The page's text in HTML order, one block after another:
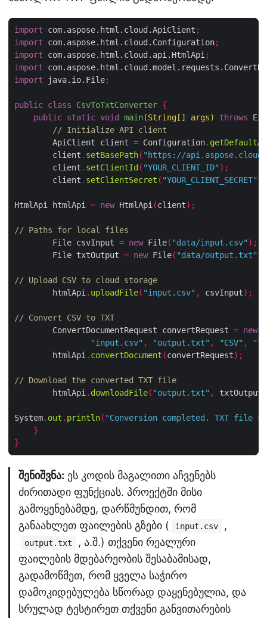
import com.aspose.html.cloud.ApiClient ;
import com.aspose.html.cloud.Configuration;
import com.aspose.html.cloud.api.HtmlApi ;
import
import java.io.File;
public class CsvToTxtConverter {
public static void main(String [] args) throws
// Initialize API client
        ApiClient client
= Configuration.
        client
. setBasePath( "https://api.aspose.cloud"
        client
. setClientId ( "YOUR_CLIENT_ID" );
        client
. setClientSecret ( "YOUR_CLIENT_SECRET"
HtmlApi htmlApi = new HtmlApi (client);
// Paths for local files
        File csvInput
= new File( "data/input.csv" );
        File txtOutput
= new File( "data/output.txt"
// Upload CSV to cloud storage
        htmlApi
. uploadFile( "input.csv" , csvInput);
// Convert CSV to TXT
        ConvertDocumentRequest convertRequest
= new
"input.csv" , "output.txt" , "CSV" ,
        htmlApi
. convertDocument (convertRequest);
// Download the converted TXT file
        htmlApi
. downloadFile( "output.txt" , txtOutput
System. out . println( "Conversion completed. TXT file
}
}
შენიშვნა: ეს კოდის მაგალითი აჩვენებს
ძირითადი ფუნქციას. პროექტში მისი
გამოყენებამდე, დარწმუნდით, რომ
განაახლეთ ფაილების გზები (
input.csv ,
output.txt
, ა.შ.) თქვენი რეალური
ფაილების მდებარეობის შესაბამისად,
გადამოწმეთ, რომ ყველა საჭირო
დამოკიდებულება სწორად დაყენებულია, და
სრულად ტესტირეთ თქვენი განვითარების